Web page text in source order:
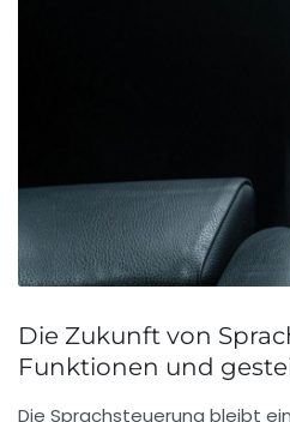
Die Zukunft von
Funktionen und
Die Sprachsteuerung bleibt